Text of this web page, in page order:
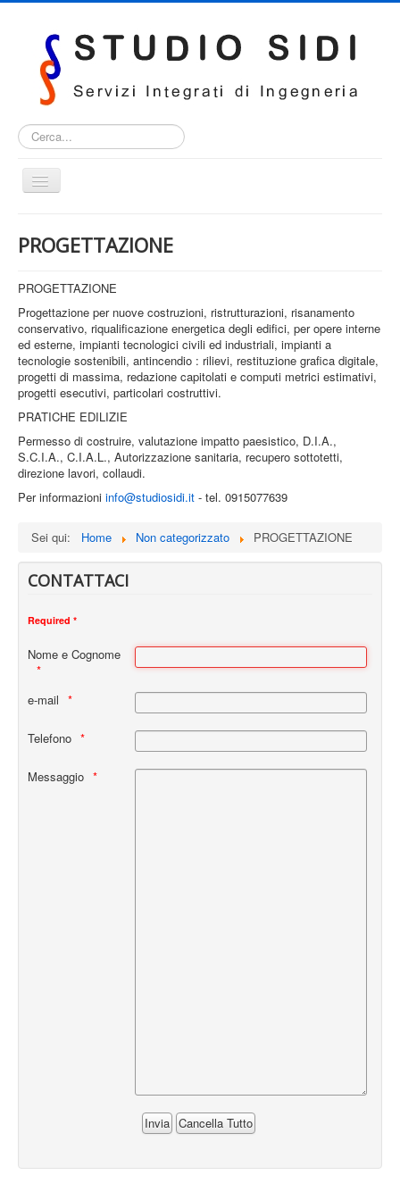
Cerca...
Cambia
navigazione
SERVIZI
CERTIFICAZIONI E ABILITAZIONI
DOVE SIAMO
CONTATTI
PROGETTAZIONE
PROGETTAZIONE
Progettazione per nuove costruzioni, ristrutturazioni, risanamento
conservativo, riqualificazione energetica degli edifici, per opere interne
ed esterne, impianti tecnologici civili ed industriali, impianti a
tecnologie sostenibili, antincendio : rilievi, restituzione grafica digitale,
progetti di massima, redazione capitolati e computi metrici estimativi,
progetti esecutivi, particolari costruttivi.
PRATICHE EDILIZIE
Permesso di costruire, valutazione impatto paesistico, D.I.A.,
S.C.I.A., C.I.A.L., Autorizzazione sanitaria, recupero sottotetti,
direzione lavori, collaudi.
Per informazioni info@studiosidi.it - tel. 0915077639
Sei qui: Home Non categorizzato PROGETTAZIONE
CONTATTACI
Required *
Nome e Cognome
e-mail
Telefono
Messaggio